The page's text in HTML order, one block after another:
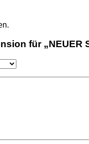
für „NEUER